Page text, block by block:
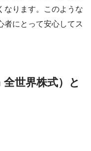
なります。このような
者にとって安心してス
世界株式）と